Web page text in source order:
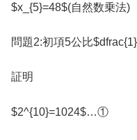
$x_{5}=48$(自然数乗法)
問題2:初項5公比
証明
$2^{10}=1024$…①